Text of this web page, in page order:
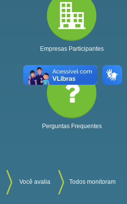
Empresas Participantes
Perguntas Frequentes
Você avalia Todos monitoram